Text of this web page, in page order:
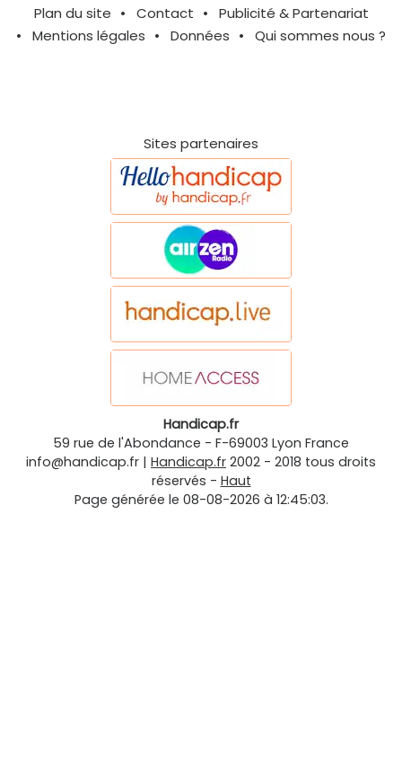
Plan du site Contact
Publicité & Partenariat
Mentions légales
Données Qui sommes nous ?
Sites partenaires
Handicap.fr
59 rue de l'Abondance - F-69003 Lyon France
info@handicap.fr | Handicap.fr 2002 - 2018 tous droits
réservés - Haut
Page générée le 08-08-2026 à 12:45:03.